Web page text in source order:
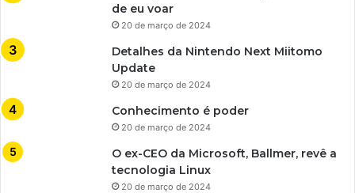
de eu voar
20 de março de 2024
Detalhes da Nintendo Next Miitomo
Update
20 de março de 2024
Conhecimento é poder
20 de março de 2024
O ex-CEO da Microsoft, Ballmer, revê a
tecnologia Linux
20 de março de 2024